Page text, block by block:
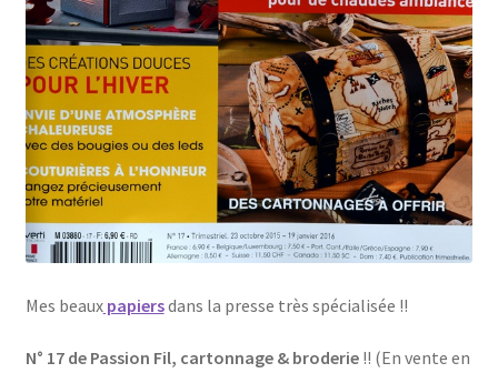
Mes beauxpapiersdans la presse très spécialisée !!
N° 17 de Passion Fil, cartonnage & broderie!! (En vente en